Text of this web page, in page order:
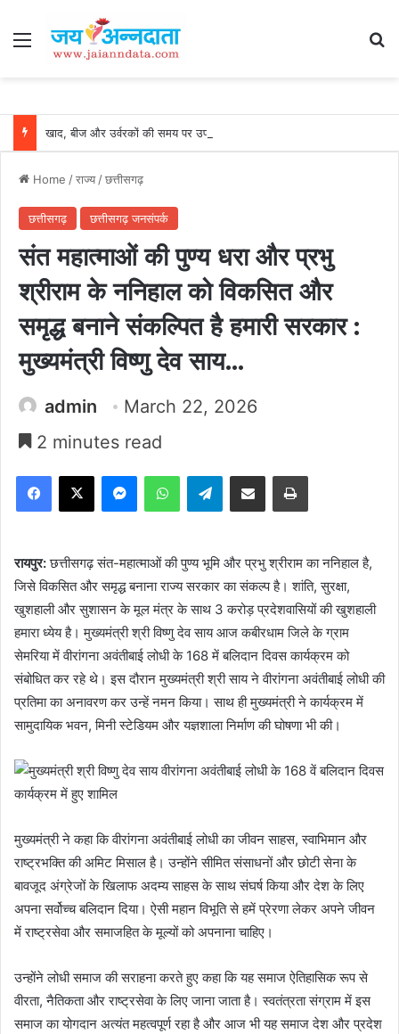
Menu
Home /राज्य/छत्तीसगढ़
छत्तीसगढ़ छत्तीसगढ़ जनसंपर्क
संत महात्माओं की पुण्य धरा और प्रभु
श्रीराम के ननिहाल को विकसित और
समृद्ध बनाने संकल्पित है हमारी सरकार :
मुख्यमंत्री विष्णु देव साय…
admin
March 22, 2026
2 minutes read
Facebook
X MessengerWhatsAppTelegramShare via Email Print
रायपुर:छत्तीसगढ़ संत-महात्माओं की पुण्य भूमि और प्रभु श्रीराम का ननिहाल है,
जिसे विकसित और समृद्ध बनाना राज्य सरकार का संकल्प है। शांति, सुरक्षा,
खुशहाली और सुशासन के मूल मंत्र के साथ 3 करोड़ प्रदेशवासियों की खुशहाली
हमारा ध्येय है। मुख्यमंत्री श्री विष्णु देव साय आज कबीरधाम जिले के ग्राम
सेमरिया में वीरांगना अवंतीबाई लोधी के 168 में बलिदान दिवस कार्यक्रम को
संबोधित कर रहे थे। इस दौरान मुख्यमंत्री श्री साय ने वीरांगना अवंतीबाई लोधी की
प्रतिमा का अनावरण कर उन्हें नमन किया। साथ ही मुख्यमंत्री ने कार्यक्रम में
सामुदायिक भवन, मिनी स्टेडियम और यज्ञशाला निर्माण की घोषणा भी की।
मुख्यमंत्री ने कहा कि वीरांगना अवंतीबाई लोधी का जीवन साहस, स्वाभिमान और
राष्ट्रभक्ति की अमिट मिसाल है। उन्होंने सीमित संसाधनों और छोटी सेना के
बावजूद अंग्रेजों के खिलाफ अदम्य साहस के साथ संघर्ष किया और देश के लिए
अपना सर्वोच्च बलिदान दिया। ऐसी महान विभूति से हमें प्रेरणा लेकर अपने जीवन
में राष्ट्रसेवा और समाजहित के मूल्यों को अपनाना चाहिए।
उन्होंने लोधी समाज की सराहना करते हुए कहा कि यह समाज ऐतिहासिक रूप से
वीरता, नैतिकता और राष्ट्रसेवा के लिए जाना जाता है। स्वतंत्रता संग्राम में इस
समाज का योगदान अत्यंत महत्वपूर्ण रहा है और आज भी यह समाज देश और प्रदेश